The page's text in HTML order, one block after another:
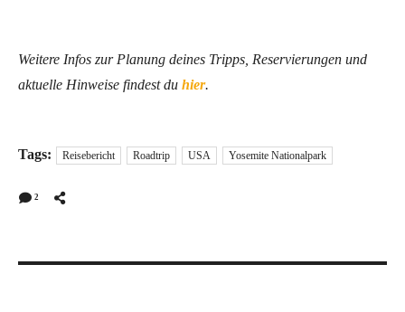
Weitere Infos zur Planung deines Tripps, Reservierungen und
aktuelle Hinweise findest du hier.
Tags: Reisebericht Roadtrip USA Yosemite Nationalpark
2